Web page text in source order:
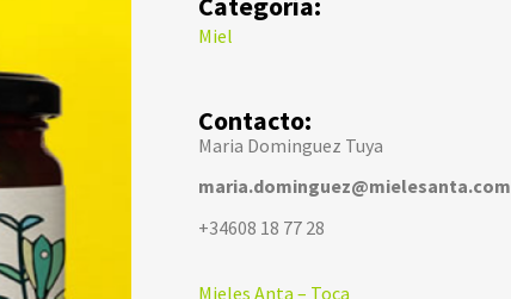
Miel
Contacto:
Maria Dominguez Tuya
maria.dominguez@mielesanta.com
+34608 18 77 28
Mieles Anta – Toca